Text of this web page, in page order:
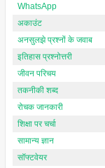
WhatsApp
अकाउंट
अनसुलझे प्रश्नों के जवाब
इतिहास प्रश्नोत्तरी
जीवन परिचय
तकनीकी शब्द
रोचक जानकारी
शिक्षा पर चर्चा
सामान्य ज्ञान
सॉफ्टवेयर